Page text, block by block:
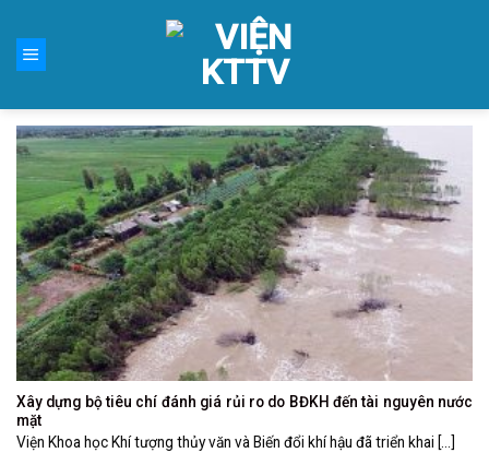
content
Xây dựng bộ tiêu chí đánh giá rủi ro do BĐKH đến tài nguyên nước
mặt
Viện Khoa học Khí tượng thủy văn và Biến đổi khí hậu đã triển khai [...]